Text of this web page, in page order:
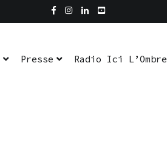
Presse Radio Ici L’Ombre